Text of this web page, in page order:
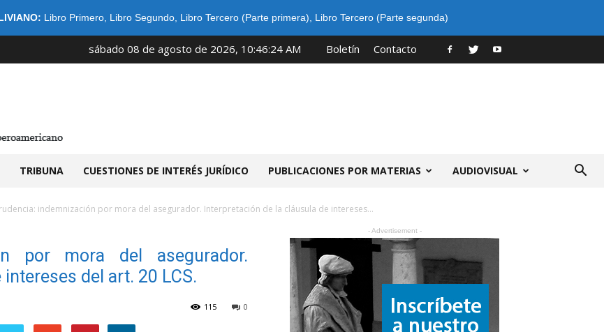
Libro Primero, Libro Segundo, Libro Tercero (Parte primera) Libro Tercero (Parte segunda)
sábado 08 de agosto de 2026, 10:46:24 AM Boletín Contacto
TRIBUNA CUESTIONES DE INTERÉS JURÍDICO PUBLICACIONES POR MATERIAS AUDIOVISUAL
indemnización por mora del asegurador. Interpretación de la cláusula de intereses...
por mora del asegurador.
del art. 20 LCS.
0
115
- Advertisement -